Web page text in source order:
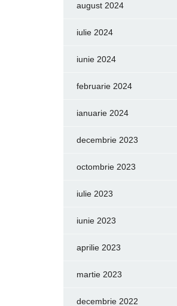
august 2024
iulie 2024
iunie 2024
februarie 2024
ianuarie 2024
decembrie 2023
octombrie 2023
iulie 2023
iunie 2023
aprilie 2023
martie 2023
decembrie 2022